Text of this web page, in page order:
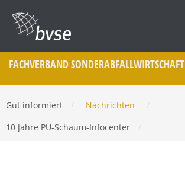
FACHVERBAND SONDERABFALL­WIRTSCHAFT
Gut informiert Nachrichten
10 Jahre PU-Schaum-Infocenter